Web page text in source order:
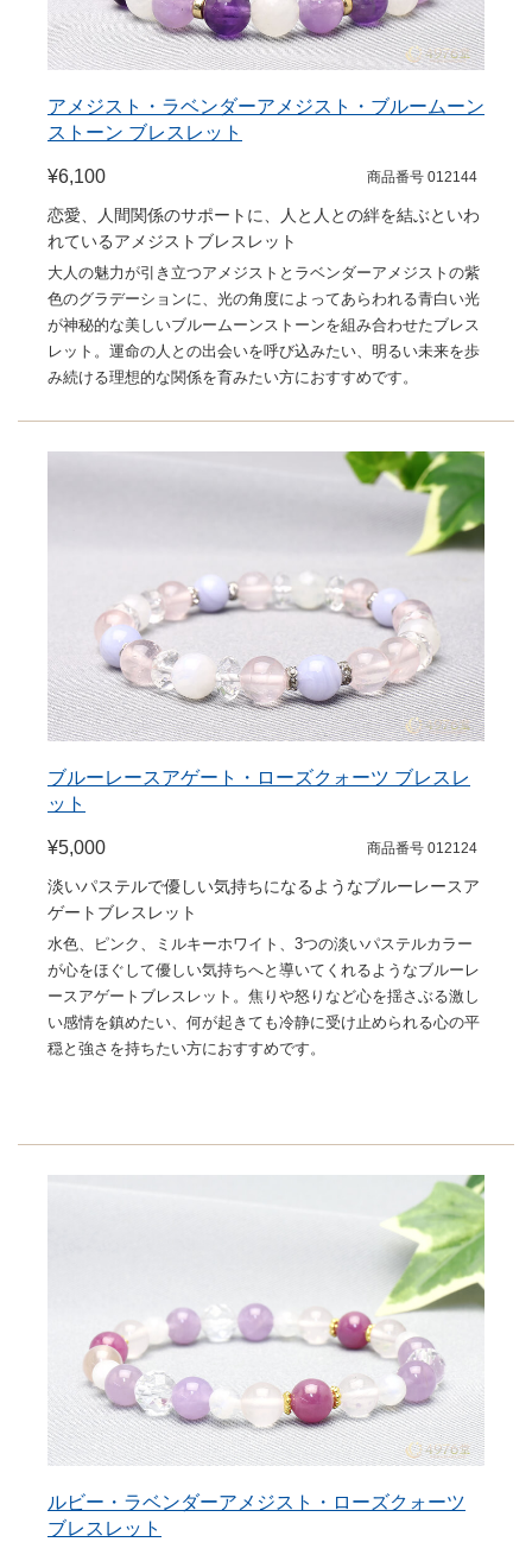
アメジスト・ラベンダーアメジスト・ブルームーン
ストーン ブレスレット
¥6,100 商品番号 012144
恋愛、人間関係のサポートに、人と人との絆を結ぶといわ
れているアメジストブレスレット
大人の魅力が引き立つアメジストとラベンダーアメジストの紫
色のグラデーションに、光の角度によってあらわれる青白い光
が神秘的な美しいブルームーンストーンを組み合わせたブレス
レット。運命の人との出会いを呼び込みたい、明るい未来を歩
み続ける理想的な関係を育みたい方におすすめです。
ブルーレースアゲート・ローズクォーツ ブレスレ
ット
¥5,000 商品番号 012124
淡いパステルで優しい気持ちになるようなブルーレースア
ゲートブレスレット
水色、ピンク、ミルキーホワイト、3つの淡いパステルカラー
が心をほぐして優しい気持ちへと導いてくれるようなブルーレ
ースアゲートブレスレット。焦りや怒りなど心を揺さぶる激し
い感情を鎮めたい、何が起きても冷静に受け止められる心の平
穏と強さを持ちたい方におすすめです。
ルビー・ラベンダーアメジスト・ローズクォーツ
ブレスレット